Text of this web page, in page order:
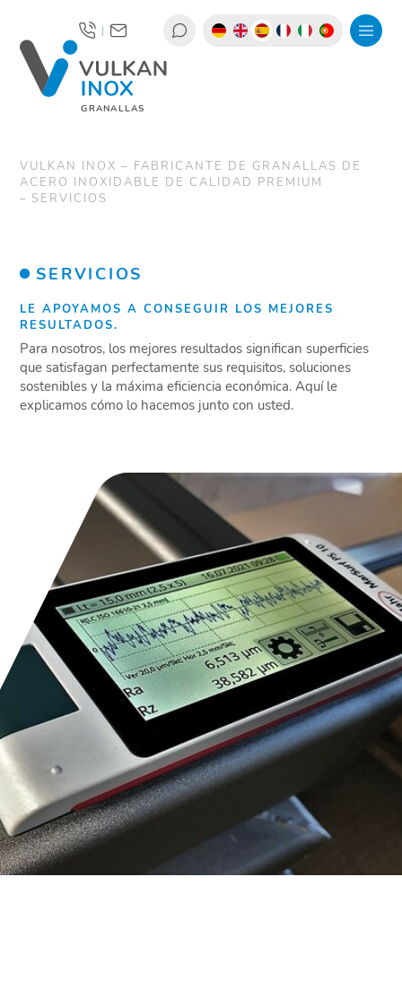
GRANALLAS
|
VULKAN INOX – FABRICANTE DE GRANALLAS DE
ACERO INOXIDABLE DE CALIDAD PREMIUM
SERVICIOS
SERVICIOS
LE APOYAMOS A CONSEGUIR LOS MEJORES
RESULTADOS.
Para nosotros, los mejores resultados significan superficies
que satisfagan perfectamente sus requisitos, soluciones
sostenibles y la máxima eficiencia económica. Aquí le
explicamos cómo lo hacemos junto con usted.